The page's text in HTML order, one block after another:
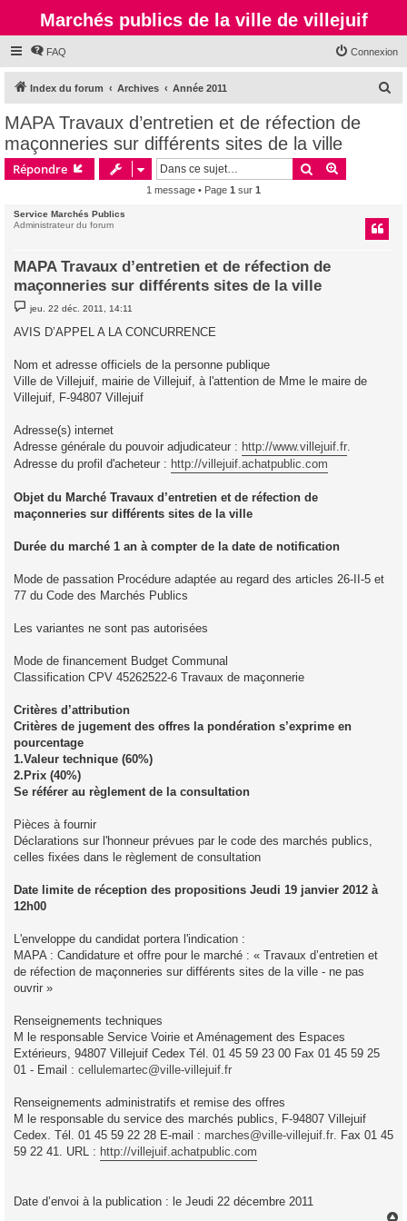
Marchés publics de la ville de villejuif
FAQ Connexion
Index du forum Archives Année 2011
MAPA Travaux d’entretien et de réfection de
maçonneries sur différents sites de la ville
Répondre Rechercher
1 message • Page 1 sur 1
Service Marchés Publics
Administrateur du forum
MAPA Travaux d’entretien et de réfection de
maçonneries sur différents sites de la ville
M
e
s
s
e
jeu. 22 déc. 2011, 14:11
AVIS D’APPEL A LA CONCURRENCE
Nom et adresse officiels de la personne publique
Ville de Villejuif, mairie de Villejuif, à l'attention de Mme le maire de
Villejuif, F-94807 Villejuif
Adresse(s) internet
Adresse générale du pouvoir adjudicateur : http://www.villejuif.fr.
Adresse du profil d'acheteur : http://villejuif.achatpublic.com
Objet du Marché Travaux d’entretien et de réfection de
maçonneries sur différents sites de la ville
Durée du marché 1 an à compter de la date de notification
Mode de passation Procédure adaptée au regard des articles 26-II-5 et
77 du Code des Marchés Publics
Les variantes ne sont pas autorisées
Mode de financement Budget Communal
Classification CPV 45262522-6 Travaux de maçonnerie
Critères d’attribution
Critères de jugement des offres la pondération s’exprime en
pourcentage
1.Valeur technique (60%)
2.Prix (40%)
Se référer au règlement de la consultation
Pièces à fournir
Déclarations sur l'honneur prévues par le code des marchés publics,
celles fixées dans le règlement de consultation
Date limite de réception des propositions Jeudi 19 janvier 2012 à
12h00
L'enveloppe du candidat portera l'indication :
MAPA : Candidature et offre pour le marché : « Travaux d’entretien et
de réfection de maçonneries sur différents sites de la ville - ne pas
ouvrir »
Renseignements techniques
M le responsable Service Voirie et Aménagement des Espaces
Extérieurs, 94807 Villejuif Cedex Tél. 01 45 59 23 00 Fax 01 45 59 25
01 - Email : cellulemartec@ville-villejuif.fr
Renseignements administratifs et remise des offres
M le responsable du service des marchés publics, F-94807 Villejuif
Cedex. Tél. 01 45 59 22 28 E-mail : marches@ville-villejuif.fr. Fax 01 45
59 22 41. URL : http://villejuif.achatpublic.com
Date d’envoi à la publication : le Jeudi 22 décembre 2011